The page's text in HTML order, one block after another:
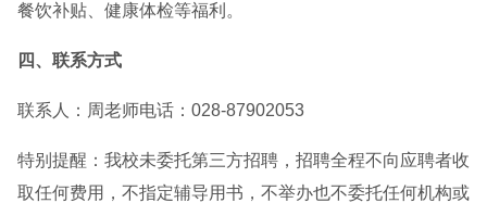
餐饮补贴、健康体检等福利。
四、联系方式
联系人：周老师电话：028-87902053
特别提醒：我校未委托第三方招聘，招聘全程不向应聘者收
取任何费用，不指定辅导用书，不举办也不委托任何机构或